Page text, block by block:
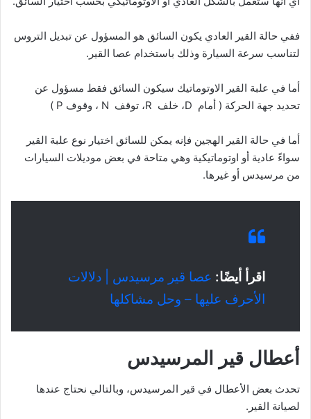
ففي حالة القير العادي يكون السائق هو المسؤول عن تبديل التروس
لتناسب سرعة السيارة وذلك باستخدام عصا القير.
أما في علبة القير الاوتوماتيك سيكون السائق فقط مسؤول عن
تحديد جهة الحركة ( أمام D، خلف R، توقف N ، وقوف P )
أما في حالة القير الهجين فإنه يمكن للسائق اختيار نوع علبة القير
سواءً عادية أو اوتوماتيكية وهي متاحة في بعض موديلات السيارات
من مرسيدس أو غيرها.
اقرأ أيضًا: عصا قير مرسيدس | دلالات
الأحرف عليها – وحل مشاكلها
أعطال قير المرسيدس
تحدث بعض الأعطال في قير المرسيدس، وبالتالي نحتاج عندها
لصيانة القير.